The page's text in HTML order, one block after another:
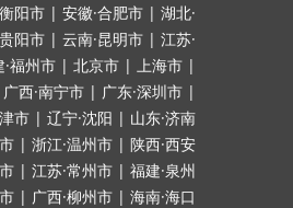
阳市 | 安徽·合肥市 | 湖北·
阳市 | 云南·昆明市 | 江苏·
·福州市 | 北京市 | 上海市 |
广西·南宁市 | 广东·深圳市 |
市 | 辽宁·沈阳 | 山东·济南
| 浙江·温州市 | 陕西·西安
| 江苏·常州市 | 福建·泉州
| 广西·柳州市 | 海南·海口